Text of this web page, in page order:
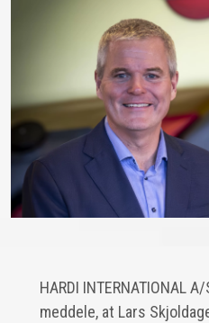
HARDI INTERNATIONAL
meddele, at Lars